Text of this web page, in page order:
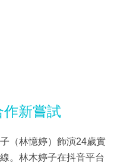
新嘗試
（林憶婷）飾演24歲實
。林木婷子在抖音平台